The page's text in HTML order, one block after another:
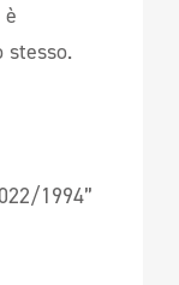
stesso.
1994”